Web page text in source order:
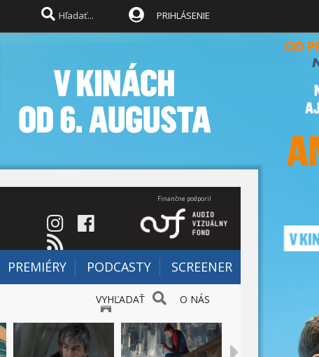
PRIHLÁSENIE
Finančne podporil
PREMIÉRY PODCASTY SCREENER
VYHĽADAŤ O NÁS